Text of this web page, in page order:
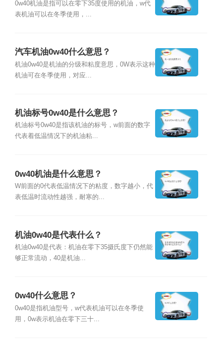
0w40机油是指可以在零下35度使用的机油，w代
表机油可以在冬季使用，...
汽车机油0w40什么意思？
机油0w40是机油的分级和粘度意思，0W表示这种
机油可在冬季使用，对应...
机油标号0w40是什么意思？
机油标号0w40是指该机油的标号，w前面的数字
代表着低温情况下的机油粘...
0w40机油是什么意思？
W前面的0代表低温情况下的粘度，数字越小，代
表低温时流动性越强，耐寒的...
机油0w40是代表什么？
机油0w40是代表：机油在零下35摄氏度下仍然能
够正常流动，40是机油...
0w40什么意思？
0w40是指机油型号，w代表机油可以在冬季使
用，0w表示机油在零下三十...